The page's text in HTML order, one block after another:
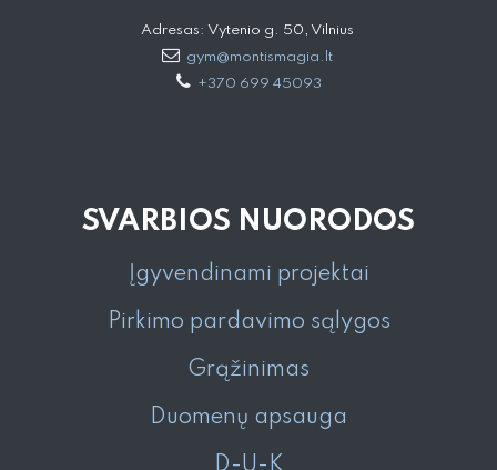
Adresas: Vytenio g. 50, Vilnius
gym@montismagia.lt
+370 699 45093
SVARBIOS NUORODOS
Įgyvendinami projektai
Pirkimo pardavimo sąlygos
Grąžinimas
Duomenų apsauga